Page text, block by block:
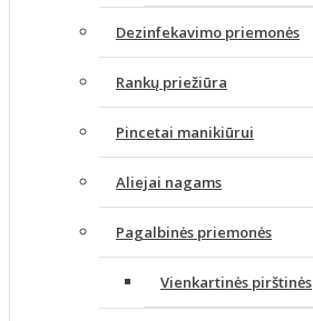
Dezinfekavimo priemonės
Rankų priežiūra
Pincetai manikiūrui
Aliejai nagams
Pagalbinės priemonės
Vienkartinės pirštinės